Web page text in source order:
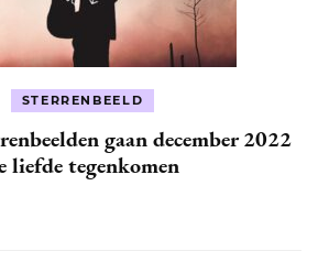
STERRENBEELD
gaan december 2022
liefde tegenkomen